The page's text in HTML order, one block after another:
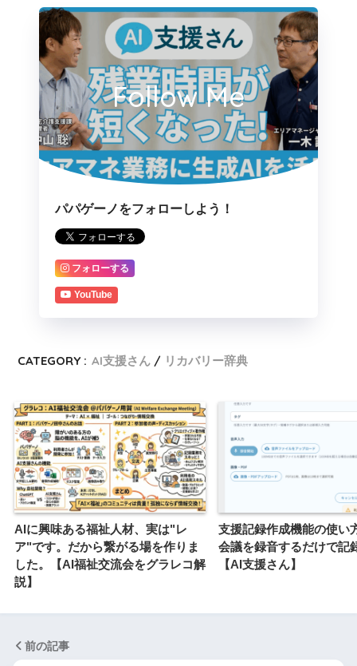
Follow Me
パパゲーノをフォローしよう！
フォローする
YouTube
CATEGORY : AI支援さん リカバリー辞典
AIに興味ある福祉人材、実は"レ
ア"です。だから繋がる場を作りま
した。【AI福祉交流会をグラレコ解
説】
支援記録作成機能の使い
会議を録音するだけで記
【AI支援さん】
前の記事